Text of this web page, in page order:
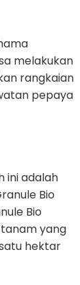
melakukan
rangkaian
pepaya
ini adalah
Bio
Bio
yang
hektar